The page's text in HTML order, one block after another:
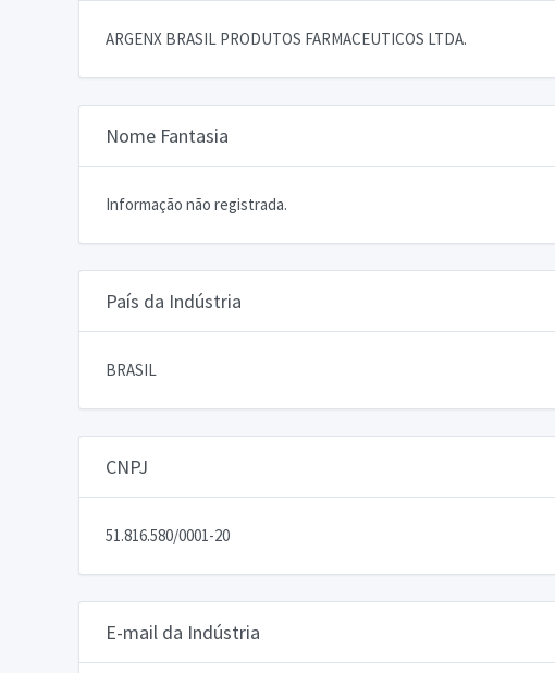
ARGENX BRASIL PRODUTOS FARMACEUTICOS LTDA.
Nome Fantasia
Informação não registrada.
País da Indústria
BRASIL
CNPJ
51.816.580/0001-20
E-mail da Indústria